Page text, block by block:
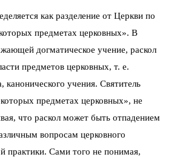
как разделение от Церкви по
предметах церковных». В
догматическое учение, раскол
предметов церковных, т. е.
канонического учения. Святитель
предметах церковных», не
что раскол может быть отпадением
вопросам церковного
практики. Сами того не понимая,